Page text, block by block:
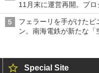
11月末に運営再開。プ
は1500円
フェラーリを手がけたピ
ン。南海電鉄が新たな
Special Site